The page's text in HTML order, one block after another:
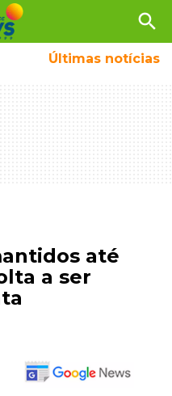
search
Últimas notícias
até
a ser